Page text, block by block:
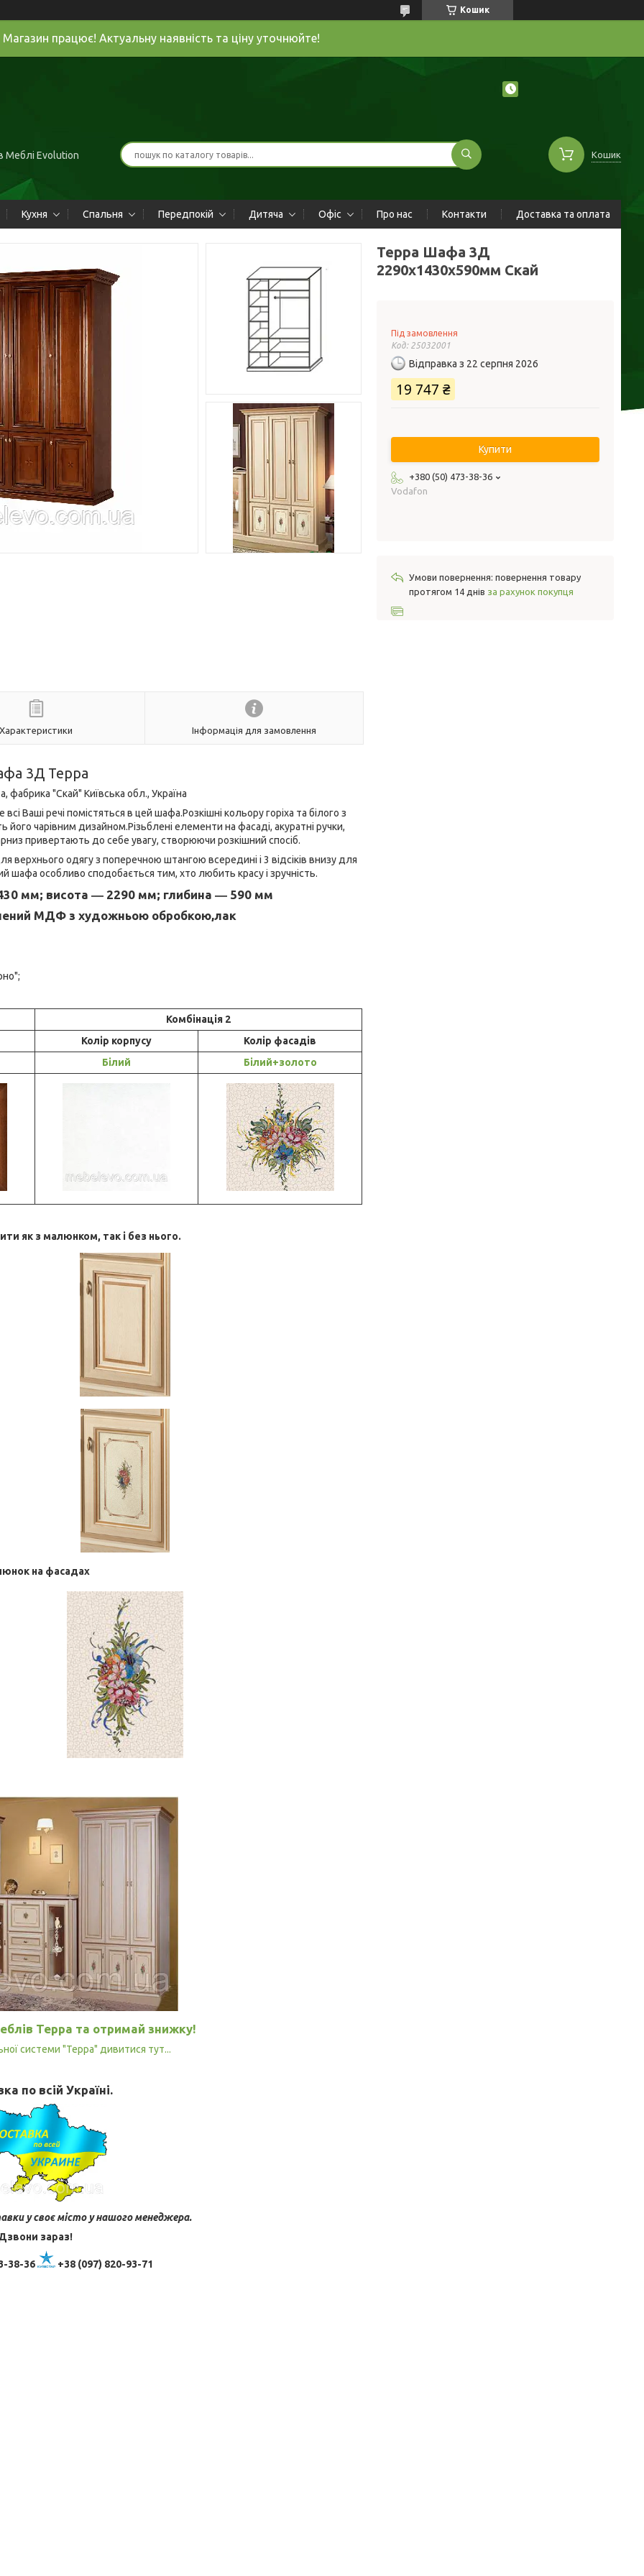
Кошик
Магазин працює! Актуальну наявність та ціну уточнюйте!
Меблі Evolution Кошик
Кухня Спальня Передпокій Дитяча Офіс Про нас Контакти Доставка та оплата
Характеристики Інформація для замовлення
3Д Терра
"Скай" Київська обл., Україна
Ваші речі помістяться в цей шафа.Розкішні кольору горіха та білого з
чарівним дизайном.Різьблені елементи на фасаді, акуратні ручки,
привертають до себе увагу, створюючи розкішний спосіб.
верхнього одягу з поперечною штангою всередині і 3 відсіків внизу для
шафа особливо сподобається тим, хто любить красу і зручність.
мм; висота ― 2290 мм; глибина ― 590 мм
МДФ з художньою обробкою,лак
Комбінація 2
Колір корпусу
Колір фасадів
Білий
Білий+золото
як з малюнком, так і без нього.
на фасадах
Терра та отримай знижку!
системи "Терра" дивитися тут...
по всій Україні.
у своє місто у нашого менеджера.
зараз!
38-36 +38 (097) 820-93-71
Терра Шафа 3Д
2290х1430х590мм Скай
Під замовлення
Код: 25032001
Відправка з 22 серпня 2026
19 747 ₴
Купити
+380 (50) 473-38-36
Vodafon
повернення товару
протягом 14 днів за рахунок покупця